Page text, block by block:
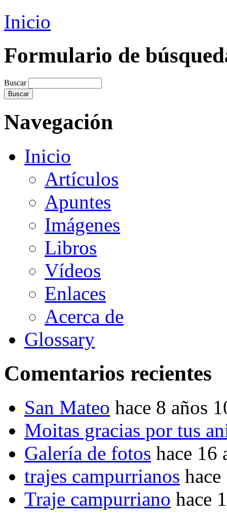
Inicio
Formulario de
Buscar
Navegación
Inicio
Artículos
Apuntes
Imágenes
Libros
Vídeos
Enlaces
Acerca de
Glossary
Comentarios recientes
San Mateo hace 8 años
Moitas gracias por tus
Galería de fotos hace 16
trajes campurrianos
Traje campurriano hace